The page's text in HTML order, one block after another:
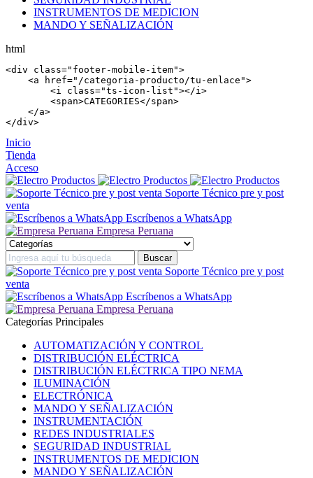
INSTRUMENTOS DE MEDICION
MANDO Y SEÑALIZACIÓN
html
<div class="footer-mobile-item">
    <
a href="/categoria-producto/tu-enlace">
        <
i class="ts-icon-list"></i >
        <
span>CATEGORIES</span>
    </
a>
</div>
Inicio
Tienda
Acceso
Soporte Técnico pre y post
venta
Escríbenos a WhatsApp
Empresa Peruana
Soporte Técnico pre y post
venta
Escríbenos a WhatsApp
Empresa Peruana
Categorías Principales
AUTOMATIZACIÓN Y CONTROL
DISTRIBUCIÓN ELÉCTRICA
DISTRIBUCIÓN ELÉCTRICA TIPO NEMA
ILUMINACIÓN
ELECTRÓNICA
MANDO Y SEÑALIZACIÓN
INSTRUMENTACIÓN
REDES INDUSTRIALES
SEGURIDAD INDUSTRIAL
INSTRUMENTOS DE MEDICION
MANDO Y SEÑALIZACIÓN